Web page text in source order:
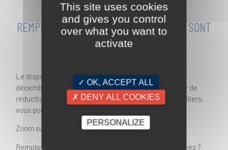
REMPLACEMENT PINEL 2026 : QUELLES SONT
LES ALTERNATIVES ?
Le dispositif de défiscalisation Pinel a disparu le 31
décembre 2024, désormais si vous souhaitez profiter de
réduction d’impôts dans des investissements immobiliers,
vous pouvez
Zoom sur les autres lois de défiscalisation !
Remplacement Pinel 2026 : quelles sont les alternatives ?
This site uses cookies
and gives you control
over what you want to
activate
✓ OK, ACCEPT ALL
✗ DENY ALL COOKIES
PERSONALIZE